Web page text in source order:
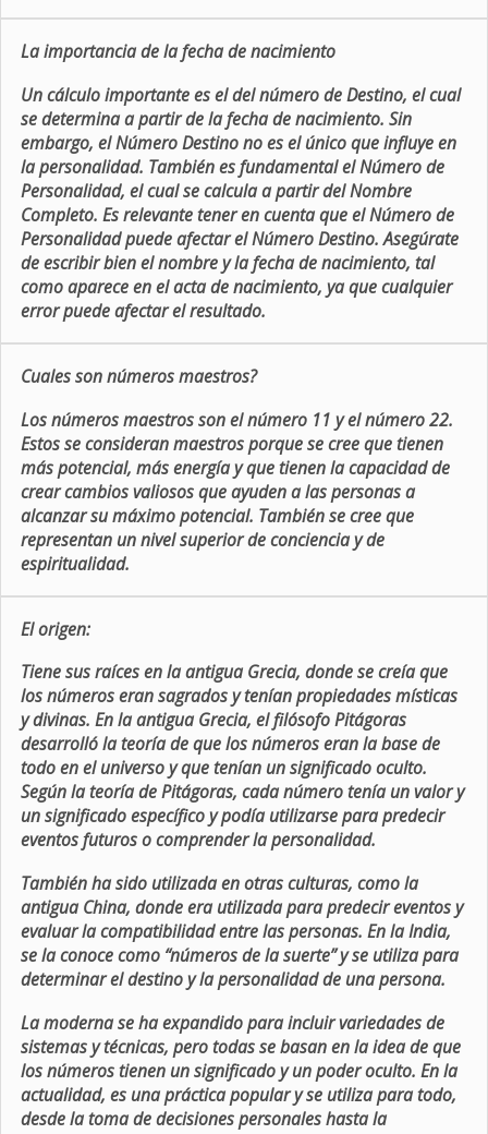
La importancia de la fecha de nacimiento
Un cálculo importante es el del número de Destino, el cual
se determina a partir de la fecha de nacimiento. Sin
embargo, el Número Destino no es el único que influye en
la personalidad. También es fundamental el Número de
Personalidad, el cual se calcula a partir del Nombre
Completo. Es relevante tener en cuenta que el Número de
Personalidad puede afectar el Número Destino. Asegúrate
de escribir bien el nombre y la fecha de nacimiento, tal
como aparece en el acta de nacimiento, ya que cualquier
error puede afectar el resultado.
Cuales son números maestros?
Los números maestros son el número 11 y el número 22.
Estos se consideran maestros porque se cree que tienen
más potencial, más energía y que tienen la capacidad de
crear cambios valiosos que ayuden a las personas a
alcanzar su máximo potencial. También se cree que
representan un nivel superior de conciencia y de
espiritualidad.
El origen:
Tiene sus raíces en la antigua Grecia, donde se creía que
los números eran sagrados y tenían propiedades místicas
y divinas. En la antigua Grecia, el filósofo Pitágoras
desarrolló la teoría de que los números eran la base de
todo en el universo y que tenían un significado oculto.
Según la teoría de Pitágoras, cada número tenía un valor y
un significado específico y podía utilizarse para predecir
eventos futuros o comprender la personalidad.
También ha sido utilizada en otras culturas, como la
antigua China, donde era utilizada para predecir eventos y
evaluar la compatibilidad entre las personas. En la India,
se la conoce como “números de la suerte” y se utiliza para
determinar el destino y la personalidad de una persona.
La moderna se ha expandido para incluir variedades de
sistemas y técnicas, pero todas se basan en la idea de que
los números tienen un significado y un poder oculto. En la
actualidad, es una práctica popular y se utiliza para todo,
desde la toma de decisiones personales hasta la